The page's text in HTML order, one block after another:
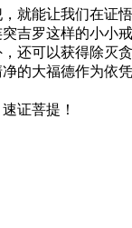
能让我们在证
吉罗这样的小小
可以获得除灭
的大福德作为依
证菩提！